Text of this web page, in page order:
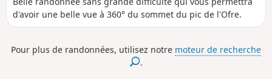
d'avoir une belle vue à 360° du sommet du pic de l'Ofre.
Pour plus de randonnées, utilisez notre moteur de recherche
.